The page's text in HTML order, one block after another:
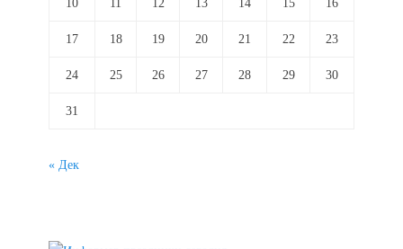
10 11 12 13 14 15 16
17 18 19 20 21 22 23
24 25 26 27 28 29 30
31
« Дек